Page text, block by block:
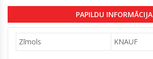
PAPILDU INFORMĀCIJA
Zīmols KNAUF